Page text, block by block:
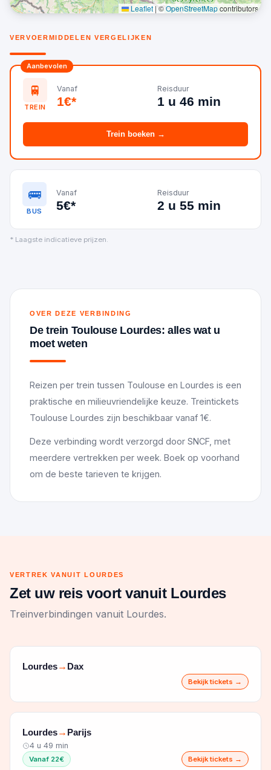
Leaflet |©OpenStreetMapcontributors
VERVOERMIDDELEN VERGELIJKEN
Aanbevolen
🚆
TREIN
Vanaf
1€*
Reisduur
1 u 46 min
Trein boeken →
🚌
BUS
Vanaf
5€*
Reisduur
2 u 55 min
* Laagste indicatieve prijzen.
OVER DEZE VERBINDING
De trein Toulouse Lourdes: alles wat u
moet weten
Reizen per trein tussen Toulouse en Lourdes is een
praktische en milieuvriendelijke keuze. Treintickets
Toulouse Lourdes zijn beschikbaar vanaf 1€.
Deze verbinding wordt verzorgd door SNCF, met
meerdere vertrekken per week. Boek op voorhand
om de beste tarieven te krijgen.
VERTREK VANUIT LOURDES
Zet uw reis voort vanuit Lourdes
Treinverbindingen vanuit Lourdes.
Lourdes→ Dax
Bekijk tickets →
Lourdes→ Parijs
4 u 49 min
Vanaf 22€ Bekijk tickets →